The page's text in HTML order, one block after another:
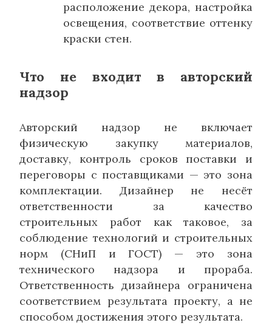
расположение декора, настройка
освещения, соответствие оттенку
краски стен.
Что не входит в авторский
надзор
Авторский надзор не включает
физическую закупку материалов,
доставку, контроль сроков поставки и
переговоры с поставщиками — это зона
комплектации. Дизайнер не несёт
ответственности за качество
строительных работ как таковое, за
соблюдение технологий и строительных
норм (СНиП и ГОСТ) — это зона
технического надзора и прораба.
Ответственность дизайнера ограничена
соответствием результата проекту, а не
способом достижения этого результата.